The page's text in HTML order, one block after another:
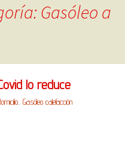
Gasóleo a
lo reduce
Gasóleo calefacción